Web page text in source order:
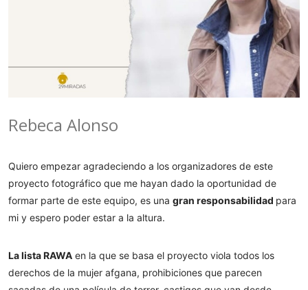
Rebeca Alonso
Quiero empezar agradeciendo a los organizadores de este
proyecto fotográfico que me hayan dado la oportunidad de
formar parte de este equipo, es una gran responsabilidad para
mi y espero poder estar a la altura.
La lista RAWA en la que se basa el proyecto viola todos los
derechos de la mujer afgana, prohibiciones que parecen